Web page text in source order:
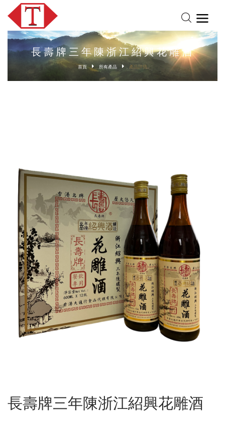
長壽牌三年陳浙江紹興花雕酒
首頁 所有產品 產品詳情
長壽牌三年陳浙江紹興花雕酒